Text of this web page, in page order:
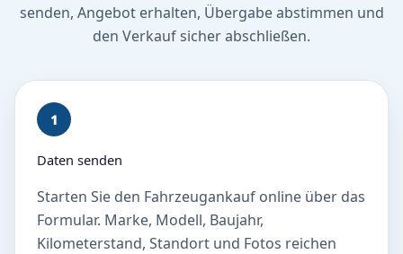
senden, Angebot erhalten, Übergabe abstimmen und
den Verkauf sicher abschließen.
1
Daten senden
Starten Sie den Fahrzeugankauf online über das
Formular. Marke, Modell, Baujahr,
Kilometerstand, Standort und Fotos reichen